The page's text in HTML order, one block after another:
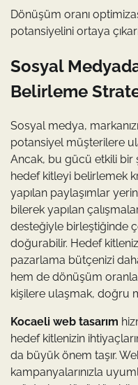
Dönüşüm oranı
potansiyelini ortaya
Sosyal
Belirleme
Sosyal medya,
potansiyel müşterilere
Ancak, bu gücü etkili bir
hedef kitleyi belirlemek
yapılan paylaşımlar
bilerek yapılan
desteğiyle birleştiğinde
doğurabilir. Hedef
pazarlama bütçenizi
hem de dönüşüm
kişilere ulaşmak, doğru
Kocaeli web tasarım
hedef kitlenizin
da büyük önem taşır.
kampanyalarınızla